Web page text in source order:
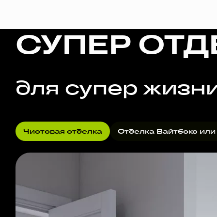
СУПЕР
для супер
Чистовая отделка Отделка Вайтбокс